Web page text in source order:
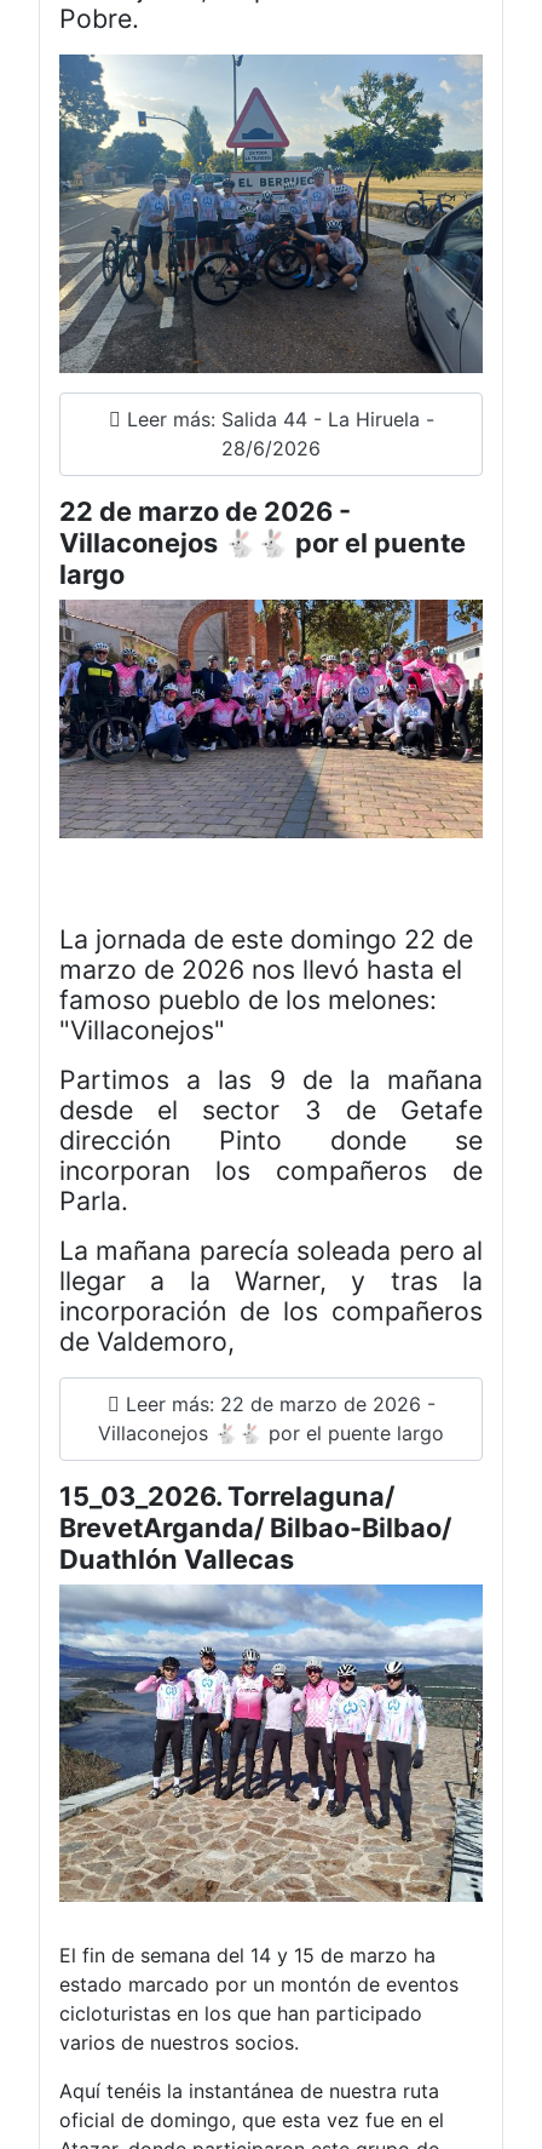
Pobre.
Leer más: Salida 44 - La Hiruela -
28/6/2026
22 de marzo de 2026 -
Villaconejos 🐇🐇 por el puente
largo
La jornada de este domingo 22 de
marzo de 2026 nos llevó hasta el
famoso pueblo de los melones:
"Villaconejos"
Partimos a las 9 de la mañana
desde el sector 3 de Getafe
dirección Pinto donde se
incorporan los compañeros de
Parla.
La mañana parecía soleada pero al
llegar a la Warner, y tras la
incorporación de los compañeros
de Valdemoro,
Leer más: 22 de marzo de 2026 -
Villaconejos 🐇🐇 por el puente largo
15_03_2026. Torrelaguna/
BrevetArganda/ Bilbao-Bilbao/
Duathlón Vallecas
El fin de semana del 14 y 15 de marzo ha
estado marcado por un montón de eventos
cicloturistas en los que han participado
varios de nuestros socios.
Aquí tenéis la instantánea de nuestra ruta
oficial de domingo, que esta vez fue en el